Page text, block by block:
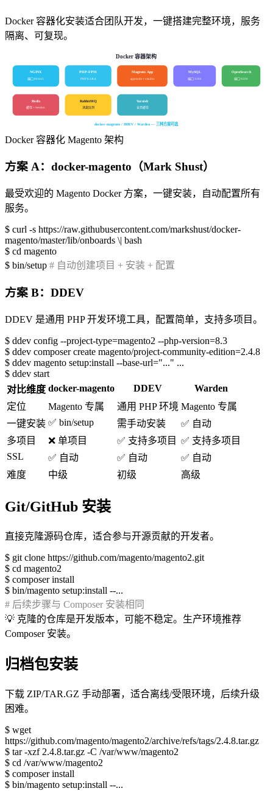
Docker 容器化安装适合团队开发，一键搭建完整环境，服务
隔离、可复现。
Docker 容器架构
NGINX
端口 80/443
PHP-FPM
PHP 8.3/8.4
Magento App
app/code + vendor
MySQL
端口 3306
OpenSearch
端口 9200
Redis
缓存 + Session
RabbitMQ
消息队列
Varnish
全页缓存
docker-magento / DDEV / Warden — 三种方案可选
Docker 容器化 Magento 架构
方案 A：docker-magento（Mark Shust）
最受欢迎的 Magento Docker 方案，一键安装，自动配置所有
服务。
$ curl -s https://raw.githubusercontent.com/markshust/docker-
magento/master/lib/onboards \| bash
$ cd magento
$ bin/setup # 自动创建项目 + 安装 + 配置
方案 B：DDEV
DDEV 是通用 PHP 开发环境工具，配置简单，支持多项目。
$ ddev config --project-type=magento2 --php-version=8.3
$ ddev composer create magento/project-community-edition=2.4.8
$ ddev magento setup:install --base-url="..." ...
$ ddev start
对比维度 docker-magento DDEV
Warden
定位
Magento 专属 通用 PHP 环境 Magento 专属
一键安装 ✅ bin/setup 需手动安装
✅ 自动
多项目
❌ 单项目 ✅ 支持多项目 ✅ 支持多项目
SSL
✅ 自动 ✅ 自动
✅ 自动
难度
中级 初级 高级
Git/GitHub 安装
直接克隆源码仓库，适合参与开源贡献的开发者。
$ git clone https://github.com/magento/magento2.git
$ cd magento2
$ composer install
$ bin/magento setup:install --...
# 后续步骤与 Composer 安装相同
💡 克隆的仓库是开发版本，可能不稳定。生产环境推荐
Composer 安装。
归档包安装
下载 ZIP/TAR.GZ 手动部署，适合离线/受限环境，后续升级
困难。
$ wget
https://github.com/magento/magento2/archive/refs/tags/2.4.8.tar.gz
$ tar -xzf 2.4.8.tar.gz -C /var/www/magento2
$ cd /var/www/magento2
$ composer install
$ bin/magento setup:install --...